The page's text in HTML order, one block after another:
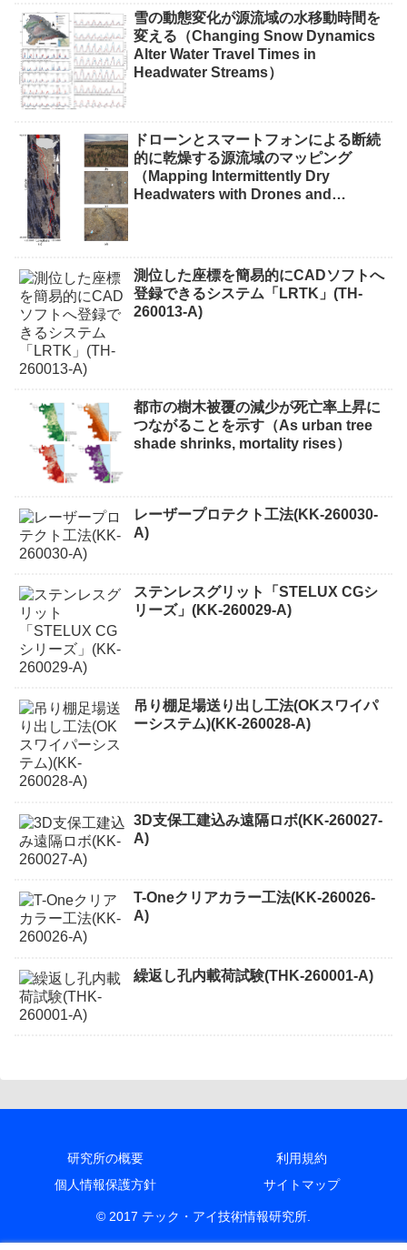
雪の動態変化が源流域の水移動時間を
変える（Changing Snow Dynamics
Alter Water Travel Times in
Headwater Streams）
ドローンとスマートフォンによる断続
的に乾燥する源流域のマッピング
（Mapping Intermittently Dry
Headwaters with Drones and
測位した座標を簡易的にCADソフトへ
登録できるシステム「LRTK」(TH-
260013-A)
都市の樹木被覆の減少が死亡率上昇に
つながることを示す（As urban tree
shade shrinks, mortality rises）
レーザープロテクト⼯法(KK-260030-
A)
ステンレスグリット「STELUX CGシ
リーズ」(KK-260029-A)
吊り棚足場送り出し工法(OKスワイパ
ーシステム)(KK-260028-A)
3D支保工建込み遠隔ロボ(KK-260027-
A)
T-Oneクリアカラー工法(KK-260026-
A)
繰返し孔内載荷試験(THK-260001-A)
研究所の概要
利用規約
個人情報保護方針
サイトマップ
© 2017 テック・アイ技術情報研究所.